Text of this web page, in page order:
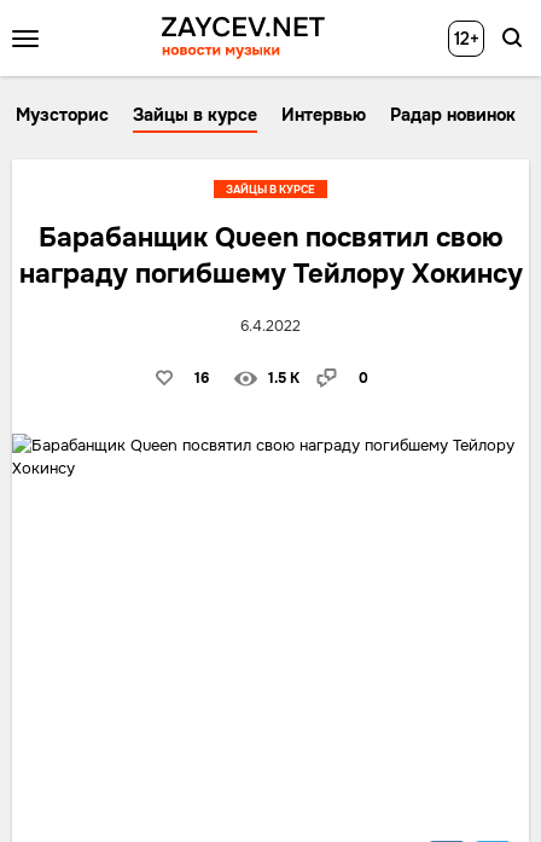
12+
Музсторис Зайцы в курсе Интервью Радар новинок
Барабанщик Queen посвятил свою
награду погибшему Тейлору Хокинсу
6.4.2022
16 1.5 K 0
ЗАЙЦЫ В КУРСЕ